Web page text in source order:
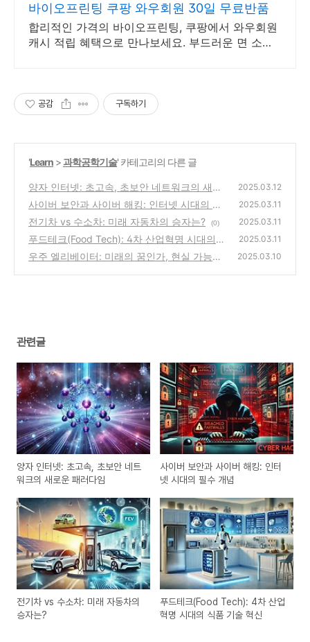
바이오프린팅 쿠팡 와우회원 30일 무료반품
합리적인 가격의 바이오프린팅, 쿠팡에서 와우회원
캐시 적립 혜택으로 만나보세요. 부드러운 면 소재
공감 구독하기
'Learn >과학공학기술' 카테고리의 다른 글
양자 인터넷: 초고속, 초보안 네트워크의 새로
운 패러다임
(0)
2025.03.12
사이버 보안과 사이버 해킹: 인터넷 시대의 필
수 개념
(0)
2025.03.11
전기차 vs 수소차: 미래 자동차의 승자는? (0) 2025.03.11
푸드테크(Food Tech): 4차 산업혁명 시대의
식품 기술 혁신
(0)
2025.03.11
우주 엘리베이터: 미래의 꿈인가, 현실 가능한
2025.03.10
관련글
양자 인터넷: 초고속, 초보안 네트
워크의 새로운 패러다임
사이버 보안과 사이버 해킹: 인터
넷 시대의 필수 개념
전기차 vs 수소차: 미래 자동차의
승자는?
푸드테크(Food Tech): 4차 산업
혁명 시대의 식품 기술 혁신